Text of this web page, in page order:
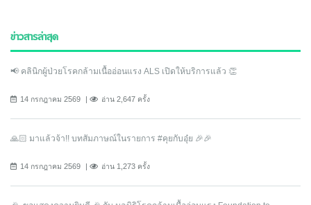
ข่าวสารล่าสุด
📢 คลินิกผู้ป่วยโรคกล้ามเนื้ออ่อนแรง ALS เปิดให้บริการแล้ว 👏
14 กรกฎาคม 2569 อ่าน 2,647 ครั้ง
🙏🏻 มาแล้วจ้า!! บทสัมภาษณ์ในรายการ #คุยกับอุ๋ย 🎉🎉
14 กรกฎาคม 2569 อ่าน 1,273 ครั้ง